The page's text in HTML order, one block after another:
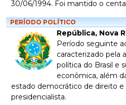
30/06/1994. Foi mantido o
PERÍODO POLÍTICO
República, Nova
Período seguinte
caracterizado pela
política do Brasil e
econômica, além
estado democrático de direito e
presidencialista.